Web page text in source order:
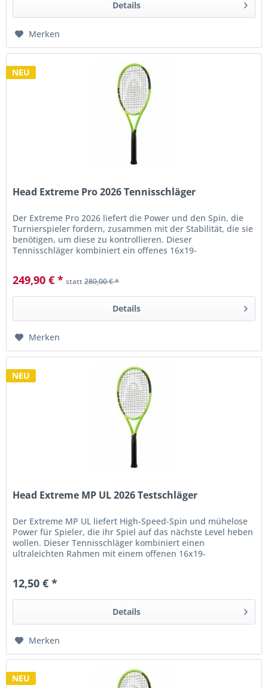
Details
Merken
NEU
Head Extreme Pro 2026 Tennisschläger
Der Extreme Pro 2026 liefert die Power und den Spin, die
Turnierspieler fordern, zusammen mit der Stabilität, die sie
benötigen, um diese zu kontrollieren. Dieser
Tennisschläger kombiniert ein offenes 16x19-
249,90 € * statt280,00 € *
Details
Merken
NEU
Head Extreme MP UL 2026 Testschläger
Der Extreme MP UL liefert High-Speed-Spin und mühelose
Power für Spieler, die ihr Spiel auf das nächste Level heben
wollen. Dieser Tennisschläger kombiniert einen
ultraleichten Rahmen mit einem offenen 16x19-
12,50 € *
Details
Merken
NEU